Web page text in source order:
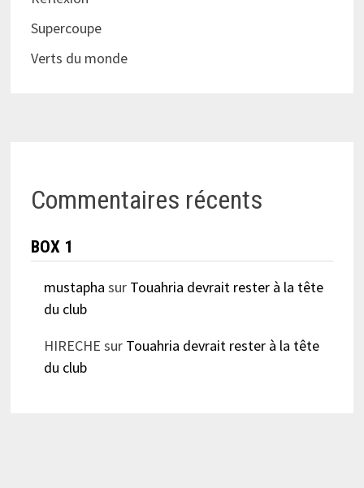
Supercoupe
Verts du monde
Commentaires récents
BOX 1
mustapha sur Touahria devrait rester à la tête
du club
HIRECHE sur Touahria devrait rester à la tête
du club